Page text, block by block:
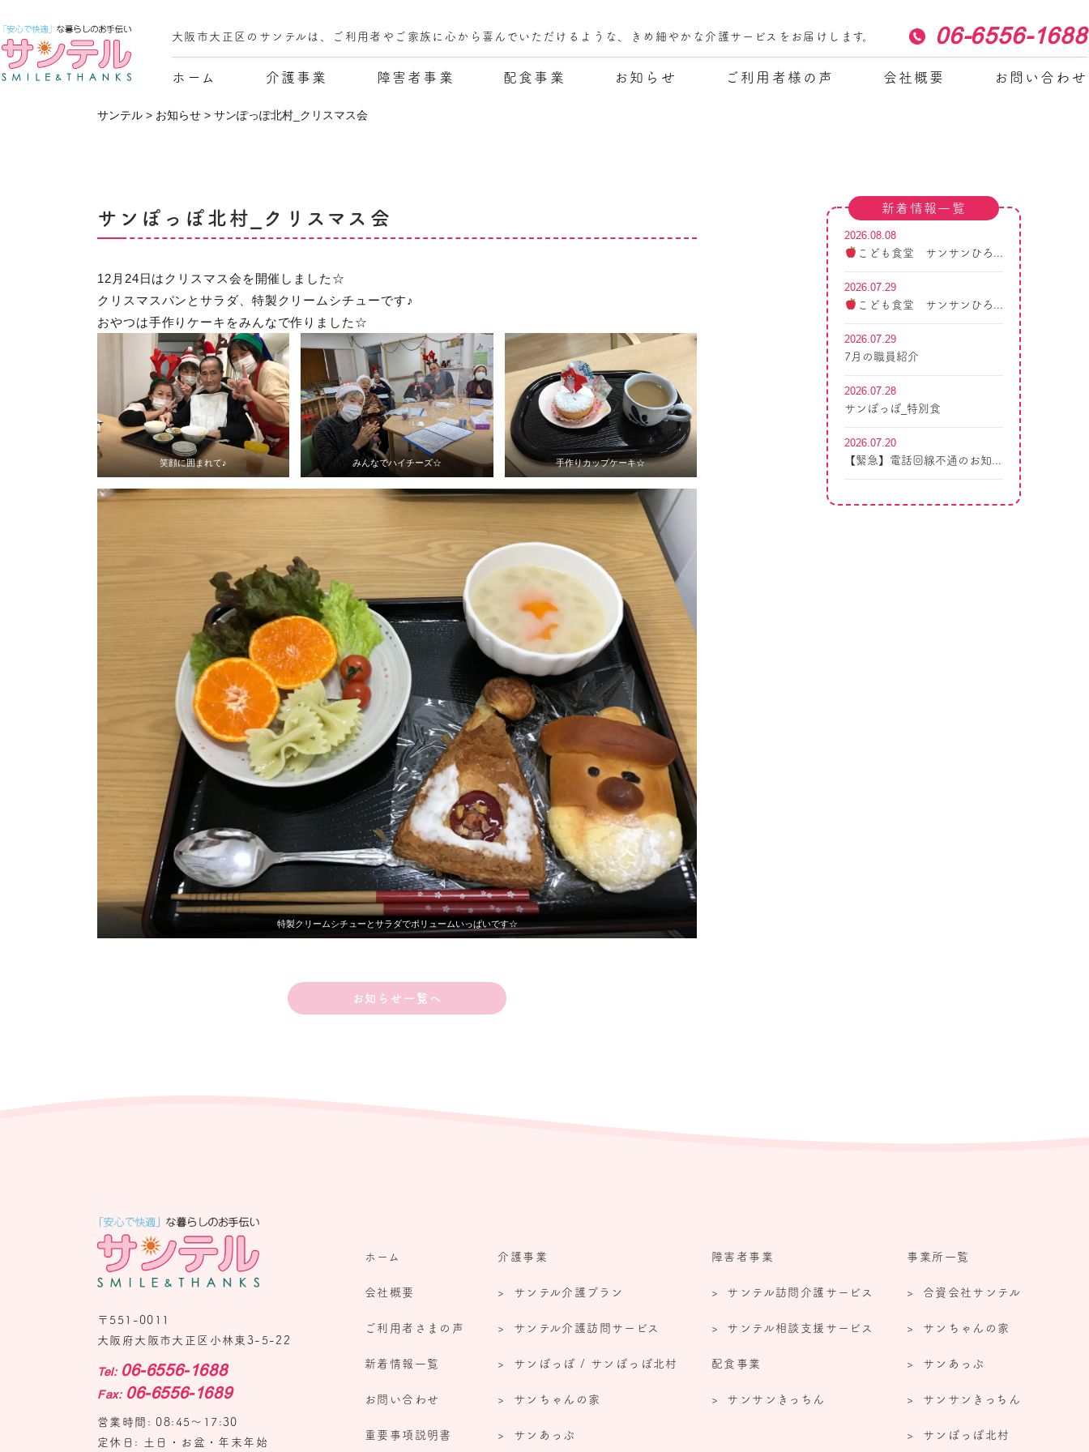
大阪市大正区のサンテルは、ご利用者やご家族に心から喜んでいただけるような、きめ細やかな介護サービスをお届けします。 06-6556-1688
ホーム 介護事業 障害者事業 配食事業 お知らせ ご利用者様の声 会社概要 お問い合わせ
サンテル > お知らせ > サンぽっぽ北村_クリスマス会
サンぽっぽ北村_クリスマス会
12月24日はクリスマス会を開催しました☆
クリスマスパンとサラダ、特製クリームシチューです♪
おやつは手作りケーキをみんなで作りました☆
笑顔に囲まれて♪ みんなでハイチーズ☆ 手作りカップケーキ☆
特製クリームシチューとサラダでボリュームいっぱいです☆
お知らせ一覧へ
新着情報一覧
2026.08.08
こども食堂 サンサンひろ...
2026.07.29
こども食堂 サンサンひろ...
2026.07.29
7月の職員紹介
2026.07.28
サンぽっぽ_特別食
2026.07.20
【緊急】電話回線不通のお知...
〒551-0011
大阪府大阪市大正区小林東3-5-22
Tel: 06-6556-1688
Fax: 06-6556-1689
営業時間: 08:45〜17:30
定休日: 土日・お盆・年末年始
ホーム
会社概要
ご利用者さまの声
新着情報一覧
お問い合わせ
重要事項説明書
介護事業
サンテル介護プラン
サンテル介護訪問サービス
サンぽっぽ / サンぽっぽ北村
サンちゃんの家
サンあっぷ
障害者事業
サンテル訪問介護サービス
サンテル相談支援サービス
配食事業
サンサンきっちん
事業所一覧
合資会社サンテル
サンちゃんの家
サンあっぷ
サンサンきっちん
サンぽっぽ北村